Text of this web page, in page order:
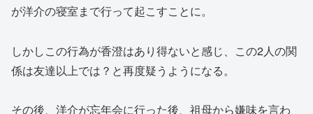
が洋介の寝室まで行って起こすことに。
しかしこの行為が香澄はあり得ないと感じ、この2人の関
係は友達以上では？と再度疑うようになる。
その後、洋介が忘年会に行った後、祖母から嫌味を言わ